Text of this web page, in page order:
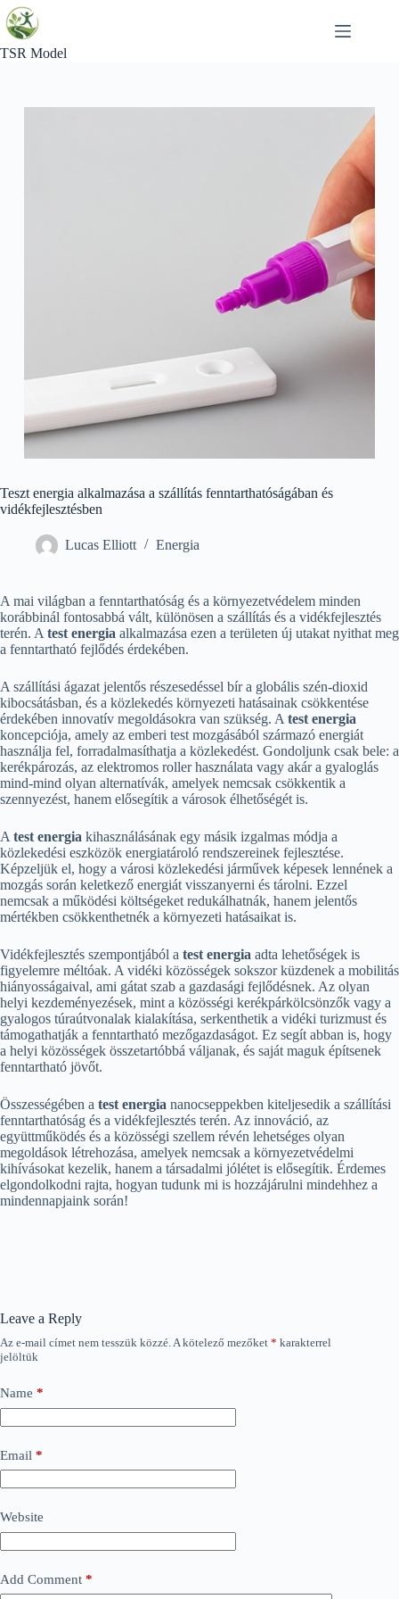
Skip
to
content
TSR Model
Teszt energia alkalmazása a szállítás fenntarthatóságában és
vidékfejlesztésben
Lucas Elliott Energia
A mai világban a fenntarthatóság és a környezetvédelem minden
korábbinál fontosabbá vált, különösen a szállítás és a vidékfejlesztés
terén. A test energia alkalmazása ezen a területen új utakat nyithat meg
a fenntartható fejlődés érdekében.
A szállítási ágazat jelentős részesedéssel bír a globális szén-dioxid
kibocsátásban, és a közlekedés környezeti hatásainak csökkentése
érdekében innovatív megoldásokra van szükség. A test energia
koncepciója, amely az emberi test mozgásából származó energiát
használja fel, forradalmasíthatja a közlekedést. Gondoljunk csak bele: a
kerékpározás, az elektromos roller használata vagy akár a gyaloglás
mind-mind olyan alternatívák, amelyek nemcsak csökkentik a
szennyezést, hanem elősegítik a városok élhetőségét is.
A test energia kihasználásának egy másik izgalmas módja a
közlekedési eszközök energiatároló rendszereinek fejlesztése.
Képzeljük el, hogy a városi közlekedési járművek képesek lennének a
mozgás során keletkező energiát visszanyerni és tárolni. Ezzel
nemcsak a működési költségeket redukálhatnák, hanem jelentős
mértékben csökkenthetnék a környezeti hatásaikat is.
Vidékfejlesztés szempontjából a test energia adta lehetőségek is
figyelemre méltóak. A vidéki közösségek sokszor küzdenek a mobilitás
hiányosságaival, ami gátat szab a gazdasági fejlődésnek. Az olyan
helyi kezdeményezések, mint a közösségi kerékpárkölcsönzők vagy a
gyalogos túraútvonalak kialakítása, serkenthetik a vidéki turizmust és
támogathatják a fenntartható mezőgazdaságot. Ez segít abban is, hogy
a helyi közösségek összetartóbbá váljanak, és saját maguk építsenek
fenntartható jövőt.
Összességében a test energia nanocseppekben kiteljesedik a szállítási
fenntarthatóság és a vidékfejlesztés terén. Az innováció, az
együttműködés és a közösségi szellem révén lehetséges olyan
megoldások létrehozása, amelyek nemcsak a környezetvédelmi
kihívásokat kezelik, hanem a társadalmi jólétet is elősegítik. Érdemes
elgondolkodni rajta, hogyan tudunk mi is hozzájárulni mindehhez a
mindennapjaink során!
Leave a Reply
Az e-mail címet nem tesszük közzé.A kötelező mezőket * karakterrel
jelöltük
Name *
Email *
Website
Add Comment *